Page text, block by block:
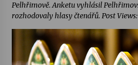
Pelhřimově. Anketu vyhlásil
rozhodovaly hlasy čtenářů. Post